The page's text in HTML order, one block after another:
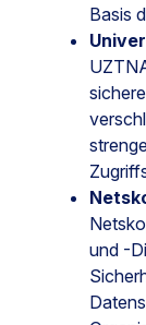
Basis
und -